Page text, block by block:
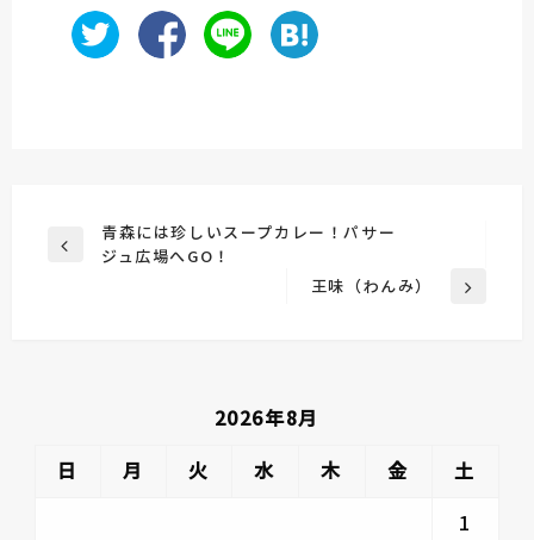
投
ョ
前
青森には珍しいスープカレー！パサー
ジュ広場へGO！
次
王味（わんみ）
2026年8月
日
月 火 水 木 金
土
1